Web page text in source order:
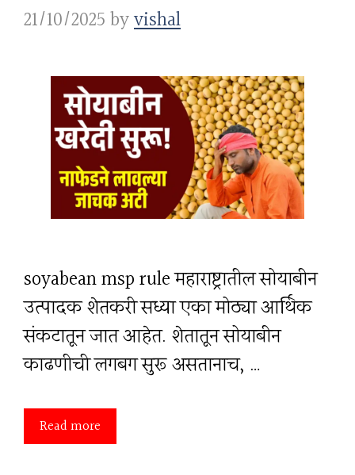
21/10/2025byvishal
soyabean msp rule महाराष्ट्रातील सोयाबीन
उत्पादक शेतकरी सध्या एका मोठ्या आर्थिक
संकटातून जात आहेत. शेतातून सोयाबीन
काढणीची लगबग सुरू असतानाच, …
Read more